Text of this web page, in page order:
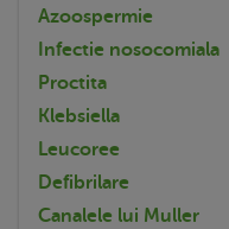
Azoospermie
Infectie nosocomiala
Proctita
Klebsiella
Leucoree
Defibrilare
Canalele lui Muller